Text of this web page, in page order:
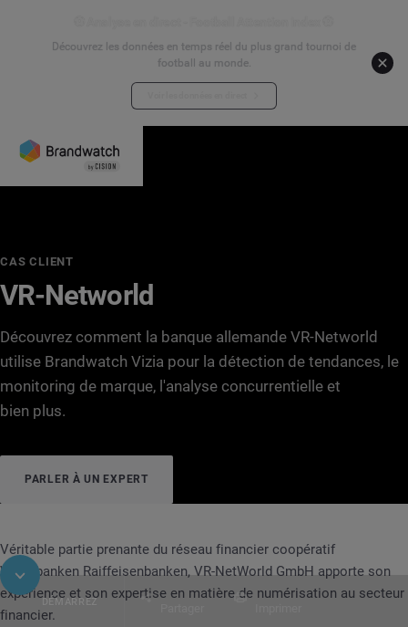
Découvrez les données en temps réel du plus grand tournoi de
football au monde.
CAS CLIENT
VR-Networld
Découvrez comment la banque allemande VR-Networld
utilise Brandwatch Vizia pour la détection de tendances, le
monitoring de marque, l'analyse concurrentielle et
bien plus.
PARLER À UN EXPERT
DÉMARREZ
Véritable partie prenante du réseau financier coopératif
Volksbanken Raiffeisenbanken, VR-NetWorld GmbH apporte son
expérience et son expertise en matière de numérisation au secteur
financier.